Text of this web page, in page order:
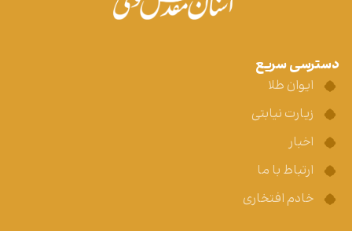
دسترسی سریع
ایوان طلا
زیارت نیابتی
اخبار
ارتباط با ما
خادم افتخاری